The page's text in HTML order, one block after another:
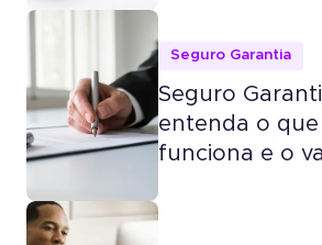
Seguro Garantia
Seguro
entenda o
funciona e o